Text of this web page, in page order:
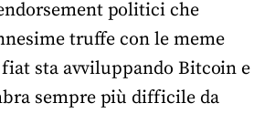
politici che
truffe con le meme
sta avviluppando Bitcoin e
sempre più difficile da